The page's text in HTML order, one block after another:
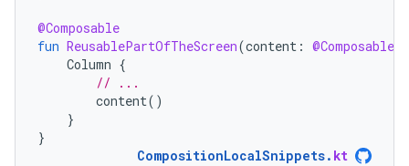
@Composable
fun ReusablePartOfTheScreen(content : @Composable
Column {
// ...
content()
}
}
CompositionLocalSnippets. kt